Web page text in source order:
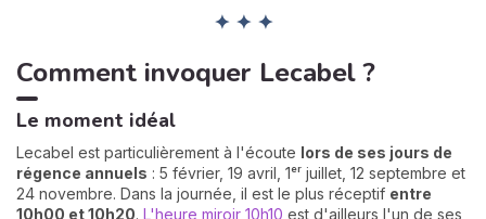
✦ ✦ ✦
Comment invoquer Lecabel ?
Le moment idéal
Lecabel est particulièrement à l'écoute lors de ses jours de
régence annuels : 5 février, 19 avril, 1ᵉʳ juillet, 12 septembre et
24 novembre. Dans la journée, il est le plus réceptif entre
10h00 et 10h20. L'heure miroir 10h10 est d'ailleurs l'un de ses